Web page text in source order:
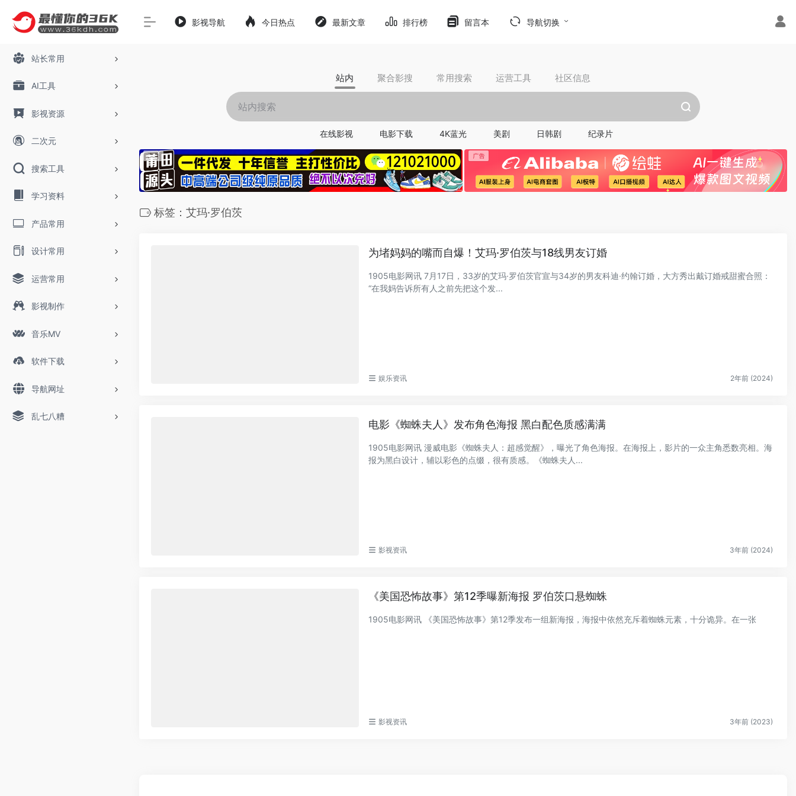
站长常用
AI工具
影视资源
二次元
搜索工具
学习资料
产品常用
设计常用
运营常用
影视制作
音乐MV
软件下载
导航网址
乱七八糟
影视导航 今日热点 最新文章 排行榜 留言本 导航切换
站内 聚合影搜 常用搜索 运营工具 社区信息
在线影视 电影下载 4K蓝光 美剧 日韩剧 纪录片
标签：艾玛·罗伯茨
为堵妈妈的嘴而自爆！艾玛·罗伯茨与18线男友订婚
1905电影网讯 7月17日，33岁的艾玛·罗伯茨官宣与34岁的男友科迪·约翰订婚，大方秀出戴订婚戒甜蜜合照：
“在我妈告诉所有人之前先把这个发...
娱乐资讯 2年前 (2024)
电影《蜘蛛夫人》发布角色海报 黑白配色质感满满
1905电影网讯 漫威电影《蜘蛛夫人：超感觉醒》，曝光了角色海报。在海报上，影片的一众主角悉数亮相。海
报为黑白设计，辅以彩色的点缀，很有质感。《蜘蛛夫人...
影视资讯 3年前 (2024)
《美国恐怖故事》第12季曝新海报 罗伯茨口悬蜘蛛
1905电影网讯 《美国恐怖故事》第12季发布一组新海报，海报中依然充斥着蜘蛛元素，十分诡异。在一张
影视资讯 3年前 (2023)